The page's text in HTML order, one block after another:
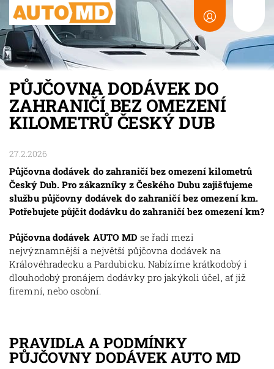
PŮJČOVNA DODÁVEK DO
ZAHRANIČÍ BEZ OMEZENÍ
KILOMETRŮ ČESKÝ DUB
27.2.2026
Půjčovna dodávek do zahraničí bez omezení kilometrů
Český Dub. Pro zákazníky z Českého Dubu zajišťujeme
službu půjčovny dodávek do zahraničí bez omezení km.
Potřebujete půjčit dodávku do zahraničí bez omezení km?
Půjčovna dodávek AUTO MD se řadí mezi
nejvýznamnější a největší půjčovna dodávek na
Královéhradecku a Pardubicku. Nabízíme krátkodobý i
dlouhodobý pronájem dodávky pro jakýkoli účel, ať již
firemní, nebo osobní.
PRAVIDLA A PODMÍNKY
PŮJČOVNY DODÁVEK AUTO MD